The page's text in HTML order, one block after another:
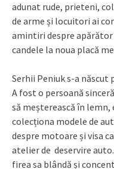
adunat rude, prieteni,
de arme și locuitori ai
amintiri despre apărător
candele la noua placă
Serhii Peniuk s-a născut
A fost o persoană
să meșterească în
colecționa modele de
despre motoare și visa
atelier de deservire
firea sa blândă și